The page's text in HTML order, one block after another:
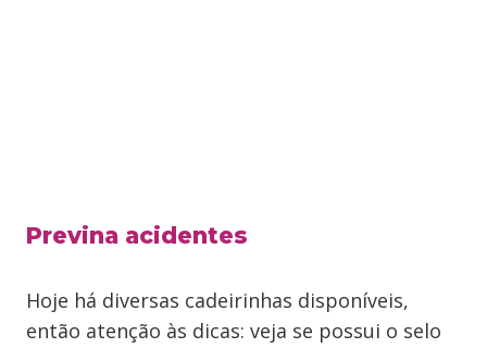
Previna acidentes
Hoje há diversas cadeirinhas disponíveis,
então atenção às dicas: veja se possui o selo